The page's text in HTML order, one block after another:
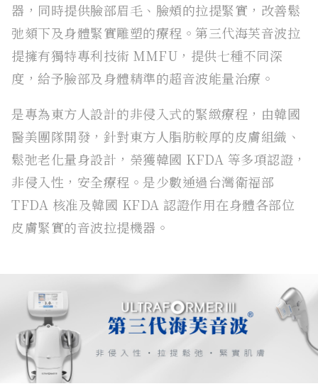
器，同時提供臉部眉毛、臉頰的拉提緊實，改善鬆
弛頦下及身體緊實雕塑的療程。第三代海芙音波拉
提擁有獨特專利技術 MMFU，提供七種不同深
度，給予臉部及身體精準的超音波能量治療。
是專為東方人設計的非侵入式的緊緻療程，由韓國
醫美團隊開發，針對東方人脂肪較厚的皮膚組織、
鬆弛老化量身設計，榮獲韓國 KFDA 等多項認證，
非侵入性，安全療程。是少數通過台灣衛福部
TFDA 核准及韓國 KFDA 認證作用在身體各部位
皮膚緊實的音波拉提機器。